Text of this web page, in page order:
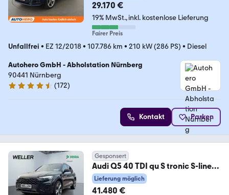
29.170 €
19% MwSt. inkl. kostenlose Lieferung
Fairer Preis
Unfallfrei • EZ 12/2018• 107.786 km • 210 kW (286 PS) • Diesel
Autohero GmbH - Abholstation Nürnberg
90441 Nürnberg
4.5 Sterne
(172)
Kontakt Parken
Gesponsert
Audi Q5 40 TDI qu S tronic S-line
*21''*Pano*CAM*Opti
Lieferung möglich
41.480 €